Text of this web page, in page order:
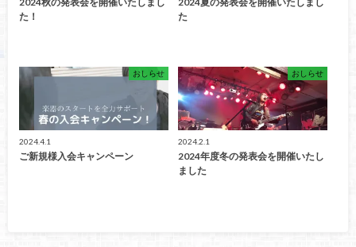
た！
た
おしらせ
2024.4.1
ご新規様入会キャンペーン
おしらせ
2024.2.1
2024年度冬の発表会を開催いたし
ました